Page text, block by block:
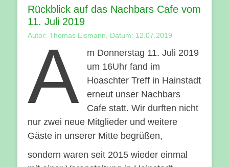
Rückblick auf das Nachbars Cafe vom
11. Juli 2019
Autor: Thomas Eismann, Datum: 12.07.2019
A
m Donnerstag 11. Juli 2019
um 16Uhr fand im
Hoaschter Treff in Hainstadt
erneut unser Nachbars
Cafe statt. Wir durften nicht
nur zwei neue Mitglieder und weitere
Gäste in unserer Mitte begrüßen,
sondern waren seit 2015 wieder einmal